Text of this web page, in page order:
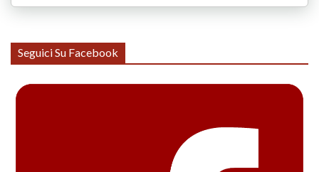
Seguici Su Facebook